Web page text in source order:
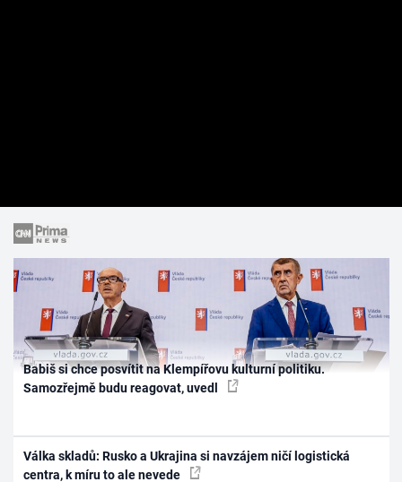
Babiš si chce posvítit na Klempířovu kulturní politiku.
Samozřejmě budu reagovat, uvedl
Válka skladů: Rusko a Ukrajina si navzájem ničí logistická
centra, k míru to ale nevede